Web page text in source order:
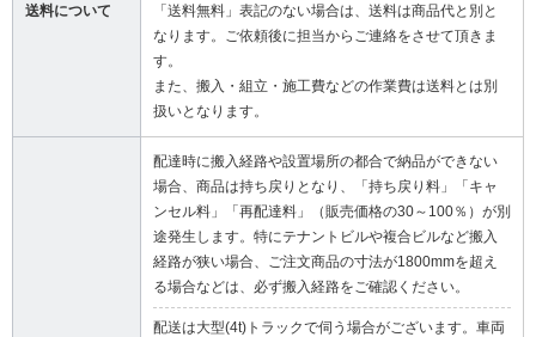
送料について
「送料無料」表記のない場合は、送料は商品代と別と
なります。ご依頼後に担当からご連絡をさせて頂きま
す。
また、搬入・組立・施工費などの作業費は送料とは別
扱いとなります。
配達時に搬入経路や設置場所の都合で納品ができない
場合、商品は持ち戻りとなり、「持ち戻り料」「キャ
ンセル料」「再配達料」（販売価格の30～100％）が別
途発生します。特にテナントビルや複合ビルなど搬入
経路が狭い場合、ご注文商品の寸法が1800mmを超え
る場合などは、必ず搬入経路をご確認ください。
配送は大型(4t)トラックで伺う場合がございます。車両